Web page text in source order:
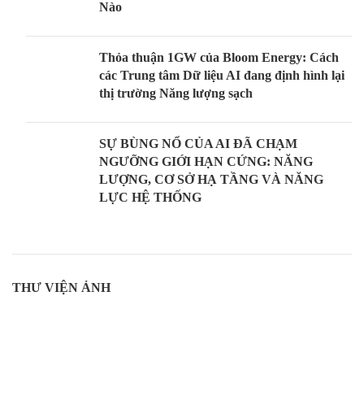
Nào
Thỏa thuận 1GW của Bloom Energy: Cách
các Trung tâm Dữ liệu AI đang định hình lại
thị trường Năng lượng sạch
SỰ BÙNG NỔ CỦA AI ĐÃ CHẠM
NGƯỠNG GIỚI HẠN CỨNG: NĂNG
LƯỢNG, CƠ SỞ HẠ TẦNG VÀ NĂNG
LỰC HỆ THỐNG
THƯ VIỆN ẢNH